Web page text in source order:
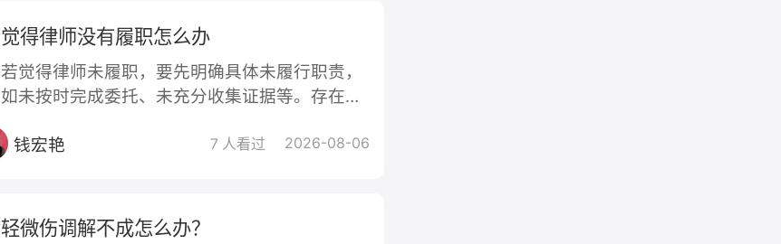
共同财产的相关证据，如房产证、车辆行驶证、
银行存款证明等。 能够证明夫妻感情破裂的证
据，如家庭暴力的报警记录、分居的
觉得律师没有履职怎么办
若觉得律师未履职，要先明确具体未履行职责，
如未按时完成委托、未充分收集证据等。存在过
会会调查处理。也可考虑解除委托合同并要求退
不利。
钱宏艳 7 人看过 2026-08-06
轻微伤调解不成怎么办？